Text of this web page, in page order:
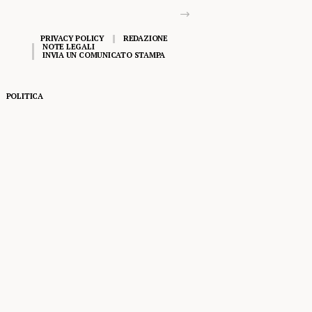
PRIVACY POLICY
REDAZIONE
NOTE LEGALI
INVIA UN COMUNICATO STAMPA
POLITICA